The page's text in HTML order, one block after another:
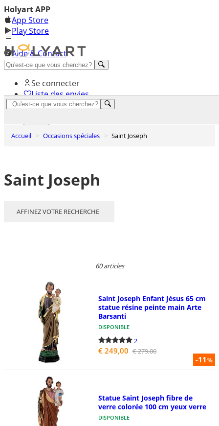
Holyart APP
App Store
Play Store
Aide & Contact
Découvrez Premium
Se connecter
Liste des envies
Accueil Occasions spéciales Saint Joseph
Saint Joseph
AFFINEZ VOTRE RECHERCHE
60 articles
-11%
Saint Joseph Enfant Jésus 65 cm
statue résine peinte main Arte
Barsanti
DISPONIBLE
2
€ 249,00 € 279,00
Statue Saint Joseph fibre de
verre colorée 100 cm yeux verre
DISPONIBLE